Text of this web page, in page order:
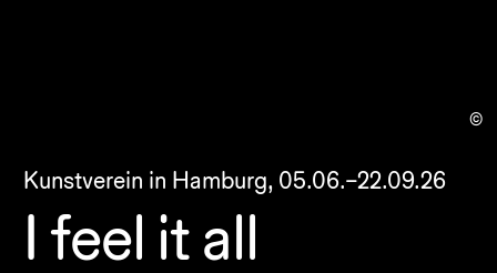
Kunstverein in Hamburg, 05.06.–22.09.26
I feel it all
©